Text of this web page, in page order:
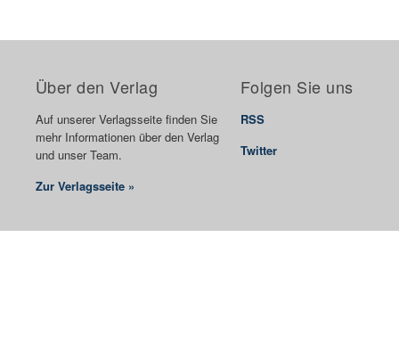
Über den Verlag
Auf unserer Verlagsseite finden Sie
mehr Informationen über den Verlag
und unser Team.
Zur Verlagsseite »
Folgen Sie uns
RSS
Twitter